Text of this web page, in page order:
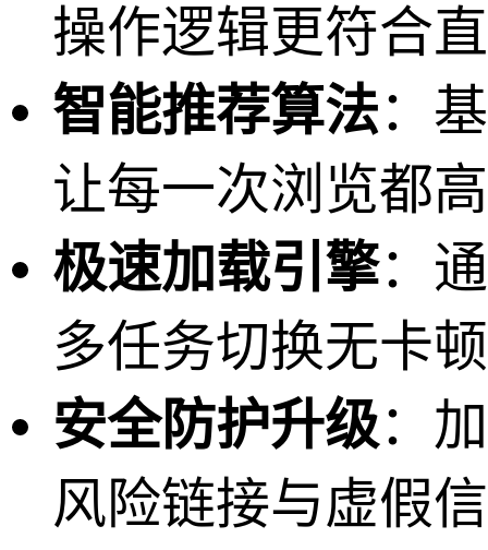
操作逻辑更符合
智能推荐算法：
让每一次浏览都
极速加载引擎：
多任务切换无卡
安全防护升级：
风险链接与虚假